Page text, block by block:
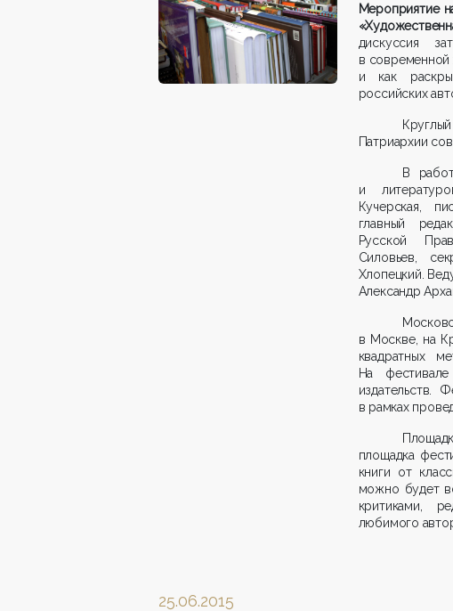
Мероприятие
дискуссия
в современной
и как
российских
Патриархии
В
и
Кучерская,
главный
Русской
Силовьев,
Хлопецкий.
Александр
в Москве, на
квадратных
На
издательств.
в рамках
площадка
книги от
можно будет
критиками,
любимого
25.06.2015